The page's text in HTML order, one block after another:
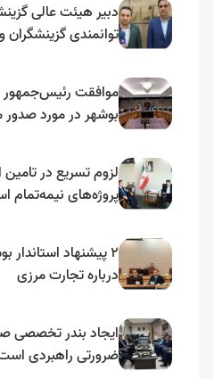
دبیر هیئت عالی
توانمندی گزینشگران
موافقت رئیس‌جمهور
بوشهر در مورد
لزوم تسریع در تامین
پروژه‌های نیمه‌تمام
۲ پیشنهاد
درباره تجارت مرزی
ایجاد بندر تخصصی
ضرورتی راهبردی